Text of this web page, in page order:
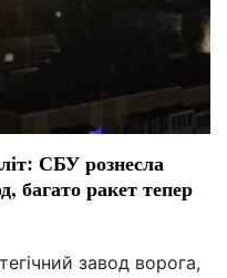
СБУ рознесла
багато ракет тепер
завод ворога,